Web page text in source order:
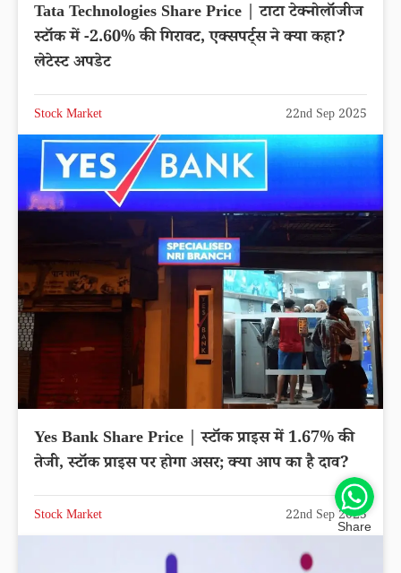
Tata Technologies Share Price | टाटा टेक्नोलॉजीज
स्टॉक में -2.60% की गिरावट, एक्सपर्ट्स ने क्या कहा?
लेटेस्ट अपडेट
Stock Market 22nd Sep 2025
Yes Bank Share Price | स्टॉक प्राइस में 1.67% की
तेजी, स्टॉक प्राइस पर होगा असर; क्या आप का है दाव?
Stock Market 22nd Sep 2025
Share